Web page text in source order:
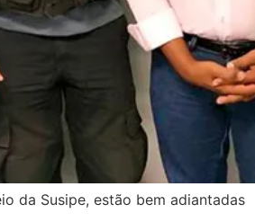
da Susipe, estão bem adiantadas